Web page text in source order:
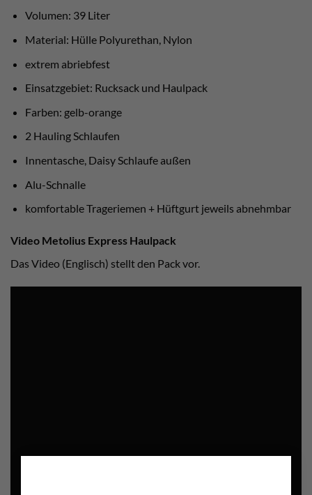
Volumen: 39 Liter
Material: Hülle Polyurethan, Nylon
extrem abriebfest
Einsatzgebiet: Rucksack und Haulpack
Farben: gelb-orange
2 Hauling Schlaufen
Innentasche, Daisy Schlaufe außen
Alu-Schnalle
komfortable Trageriemen + Hüftgurt jeweils abnehmbar
Video Metolius Express Haulpack
Das Video (Englisch) stellt den Pack vor.